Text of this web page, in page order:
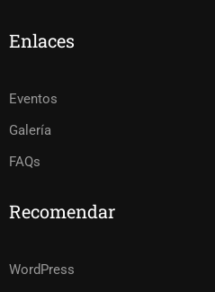
Enlaces
Eventos
Galería
FAQs
Recomendar
WordPress